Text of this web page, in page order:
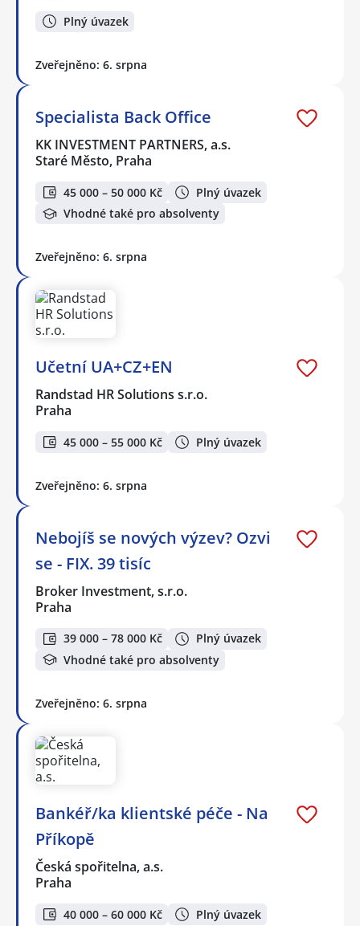
Plný úvazek
Zveřejněno: 6. srpna
Specialista Back Office
KK INVESTMENT PARTNERS, a.s.
Staré Město, Praha
45 000 – 50 000 Kč
Plný úvazek
Vhodné také pro absolventy
Zveřejněno: 6. srpna
Učetní UA+CZ+EN
Randstad HR Solutions s.r.o.
Praha
45 000 – 55 000 Kč Plný úvazek
Zveřejněno: 6. srpna
Nebojíš se nových výzev? Ozvi
se - FIX. 39 tisíc
Broker Investment, s.r.o.
Praha
39 000 – 78 000 Kč
Plný úvazek
Vhodné také pro absolventy
Zveřejněno: 6. srpna
Bankéř/ka klientské péče - Na
Příkopě
Česká spořitelna, a.s.
Praha
40 000 – 60 000 Kč Plný úvazek